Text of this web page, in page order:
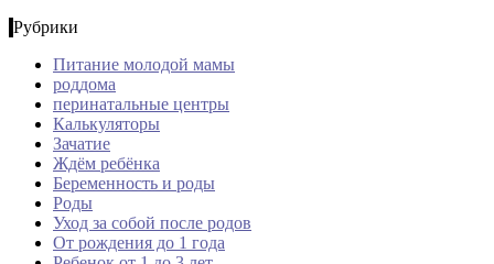
Рубрики
Питание молодой мамы
роддома
перинатальные центры
Калькуляторы
Зачатие
Ждём ребёнка
Беременность и роды
Роды
Уход за собой после родов
От рождения до 1 года